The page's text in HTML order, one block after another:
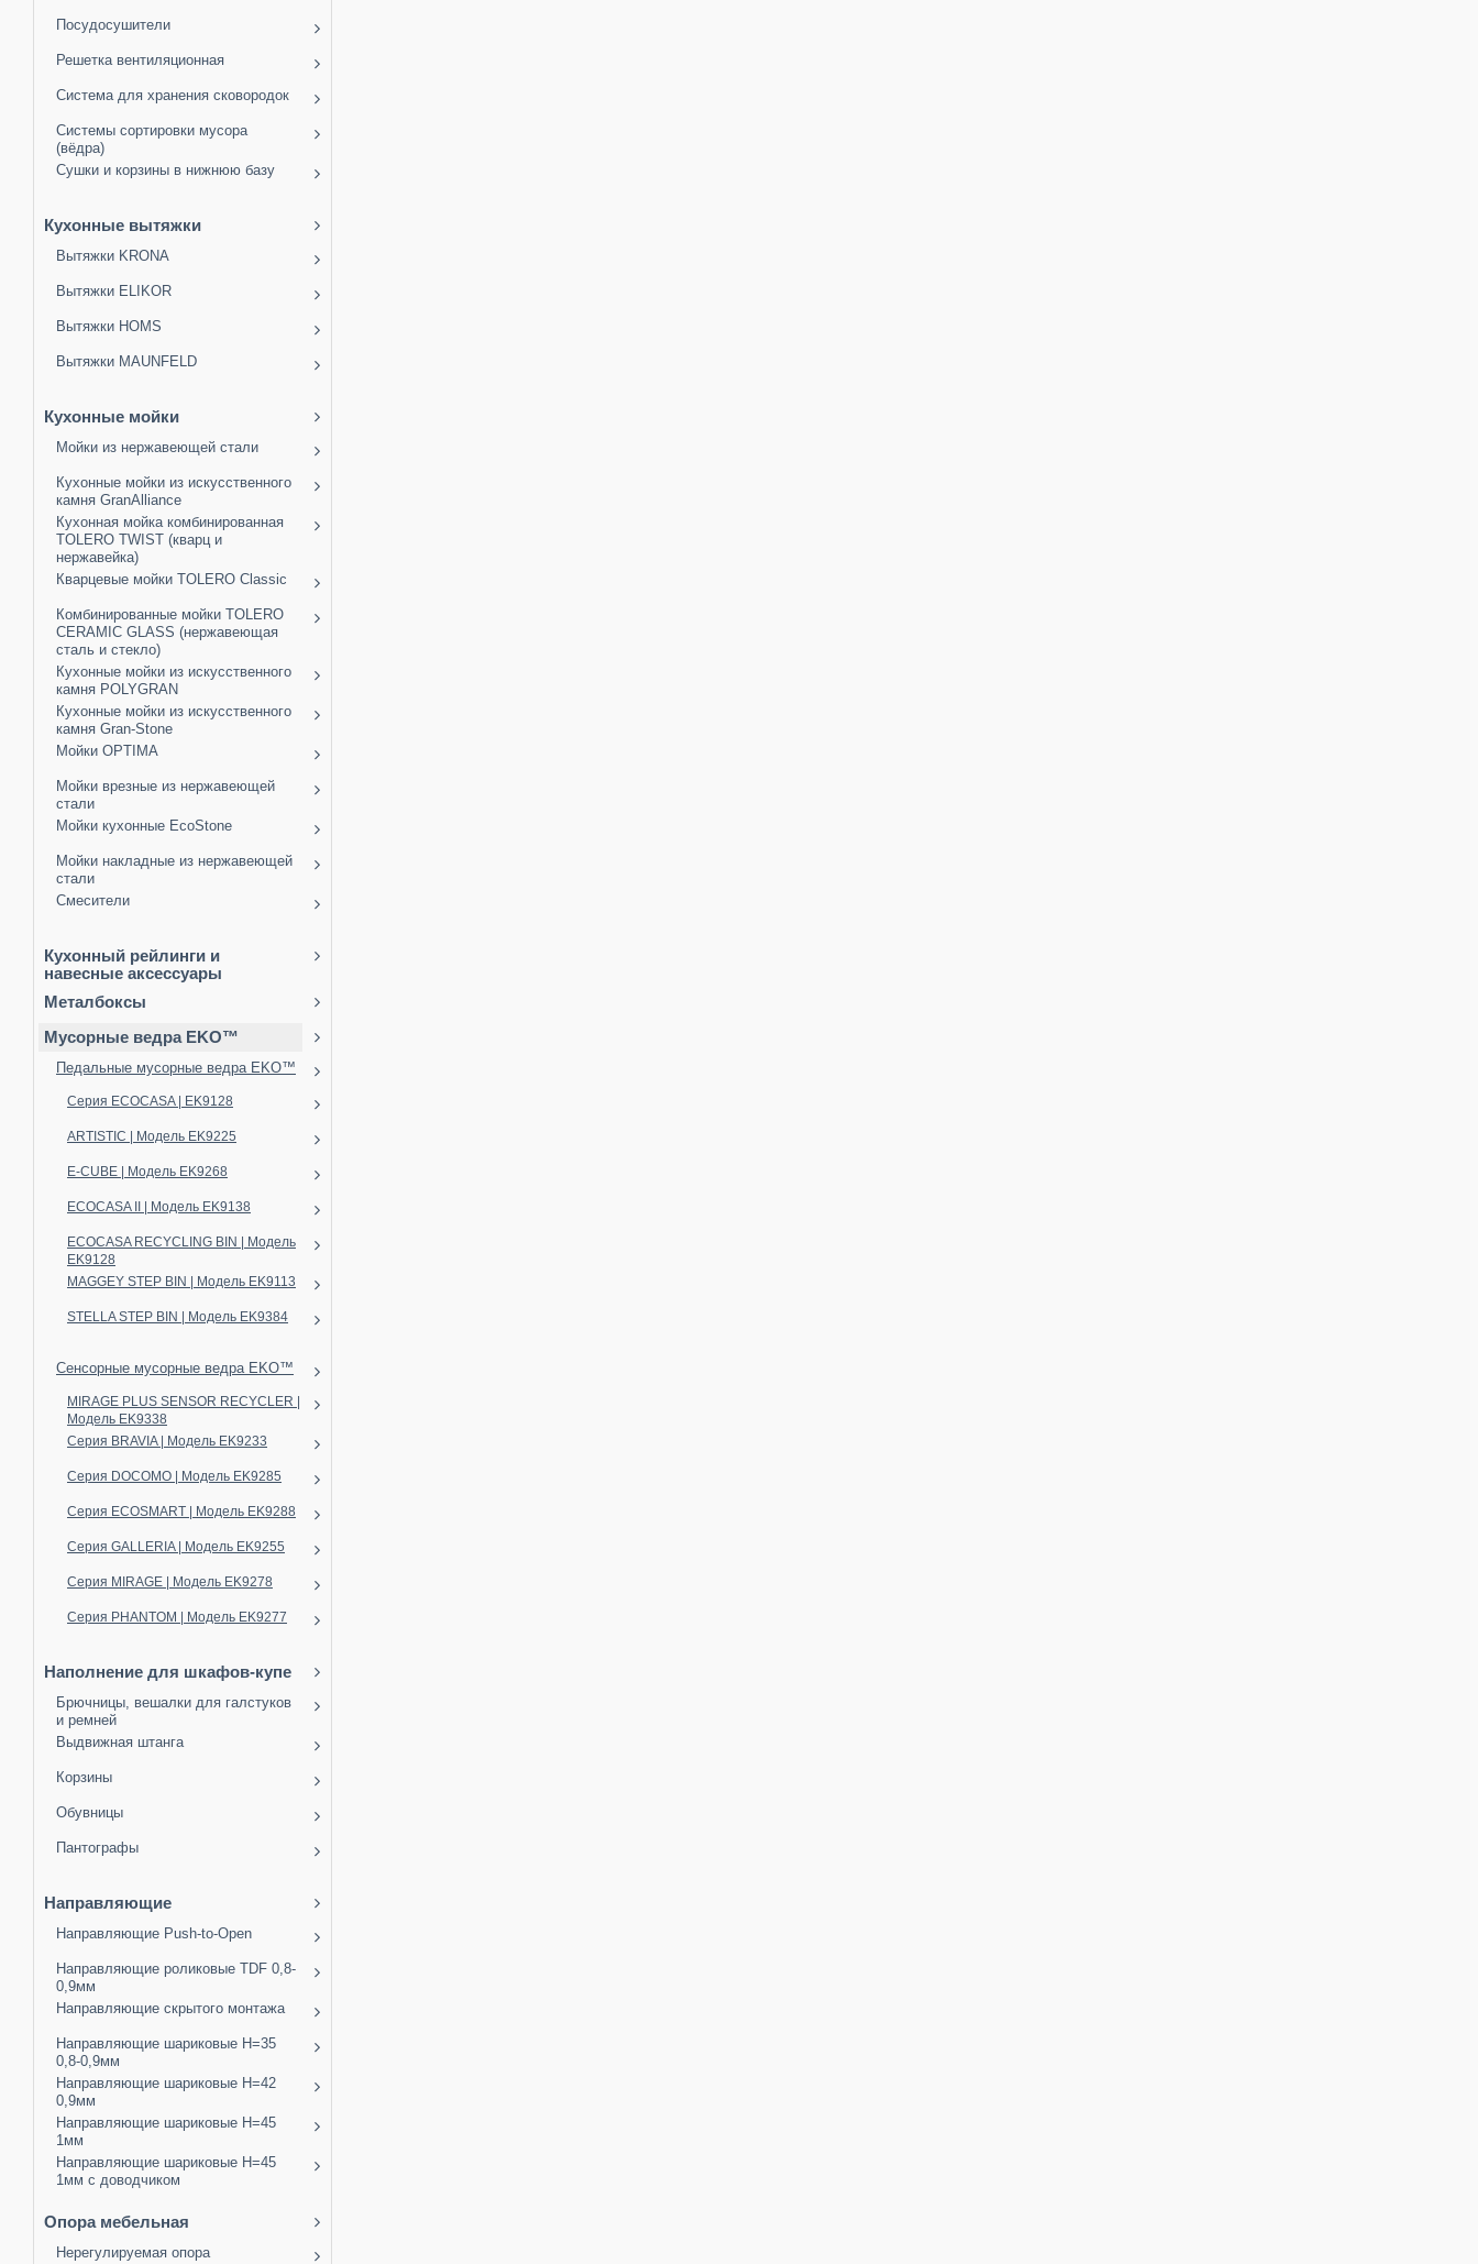
Посудосушители
Решетка вентиляционная
Система для хранения сковородок
Системы сортировки мусора
(вёдра)
Сушки и корзины в нижнюю базу
Кухонные вытяжки
Вытяжки KRONA
Вытяжки ELIKOR
Вытяжки HOMS
Вытяжки MAUNFELD
Кухонные мойки
Мойки из нержавеющей стали
Кухонные мойки из искусственного
камня GranAlliance
Кухонная мойка комбинированная
TOLERO TWIST (кварц и
нержавейка)
Кварцевые мойки TOLERO Classic
Комбинированные мойки TOLERO
CERAMIC GLASS (нержавеющая
сталь и стекло)
Кухонные мойки из искусственного
камня POLYGRAN
Кухонные мойки из искусственного
камня Gran-Stone
Мойки OPTIMA
Мойки врезные из нержавеющей
стали
Мойки кухонные EcoStone
Мойки накладные из нержавеющей
стали
Смесители
Кухонный рейлинги и
навесные аксессуары
Металбоксы
Мусорные ведра EKO™
Педальные мусорные ведра EKO™
Серия ECOCASA | EK9128
ARTISTIC | Модель EK9225
E-CUBE | Модель EK9268
ECOCASA II | Модель EK9138
ECOCASA RECYCLING BIN | Модель
EK9128
MAGGEY STEP BIN | Модель EK9113
STELLA STEP BIN | Модель EK9384
Сенсорные мусорные ведра EKO™
MIRAGE PLUS SENSOR RECYCLER |
Модель EK9338
Серия BRAVIA | Модель EK9233
Серия DOCOMO | Модель EK9285
Серия ECOSMART | Модель EK9288
Серия GALLERIA | Модель EK9255
Серия MIRAGE | Модель EK9278
Серия PHANTOM | Модель EK9277
Наполнение для шкафов-купе
Брючницы, вешалки для галстуков
и ремней
Выдвижная штанга
Корзины
Обувницы
Пантографы
Направляющие
Направляющие Push-to-Open
Направляющие роликовые TDF 0,8-
0,9мм
Направляющие скрытого монтажа
Направляющие шариковые H=35
0,8-0,9мм
Направляющие шариковые H=42
0,9мм
Направляющие шариковые H=45
1мм
Направляющие шариковые H=45
1мм с доводчиком
Опора мебельная
Нерегулируемая опора